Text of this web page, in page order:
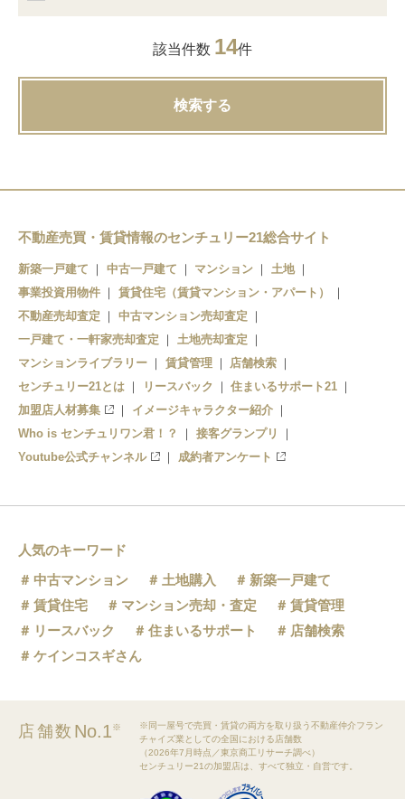
該当件数 14件
検索する
不動産売買・賃貸情報のセンチュリー21総合サイト
新築一戸建て 中古一戸建て マンション
土地
事業投資用物件
賃貸住宅（賃貸マンション・アパート）
不動産売却査定
中古マンション売却査定
一戸建て・一軒家売却査定
土地売却査定
マンションライブラリー
賃貸管理
店舗検索
センチュリー21とは
リースバック
住まいるサポート21
加盟店人材募集
イメージキャラクター紹介
Who is センチュリワン君！？
接客グランプリ
Youtube公式チャンネル
成約者アンケート
人気のキーワード
中古マンション
土地購入
新築一戸建て
賃貸住宅
マンション売却・査定
賃貸管理
リースバック
住まいるサポート
店舗検索
ケインコスギさん
店舗数 No.1※
※同一屋号で売買・賃貸の両方を取り扱う不動産仲介フラン
チャイズ業としての全国における店舗数
（2026年7月時点／東京商工リサーチ調べ）
センチュリー21の加盟店は、すべて独立・自営です。